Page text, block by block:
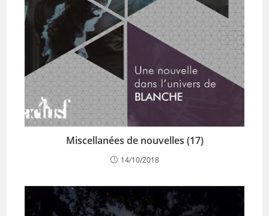
Miscellanées de nouvelles (17)
14/10/2018